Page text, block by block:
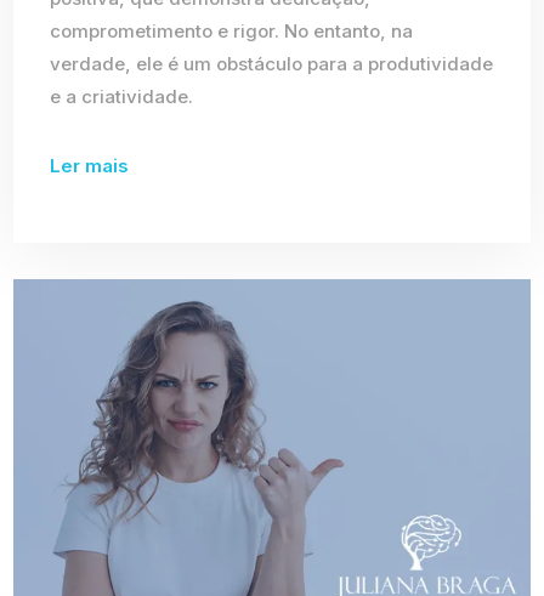
comprometimento e rigor. No entanto, na
verdade, ele é um obstáculo para a produtividade
e a criatividade.
Ler mais